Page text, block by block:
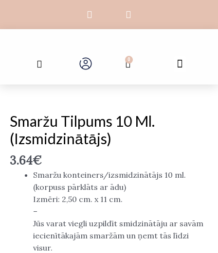
content
F
a
c
o
o
I
n
s
g
r
Search 0Cart Menu
Smaržu Tilpums 10 Ml.
(izsmidzinātājs)
3.64€
Smaržu konteiners/izsmidzinātājs 10 ml.
(korpuss pārklāts ar ādu)
Izmēri: 2,50 cm. x 11 cm.
–
Jūs varat viegli uzpildīt smidzinātāju ar savām
iecienītākajām smaržām un ņemt tās līdzi
visur.
10
ml.
(izsmidzinātājs)